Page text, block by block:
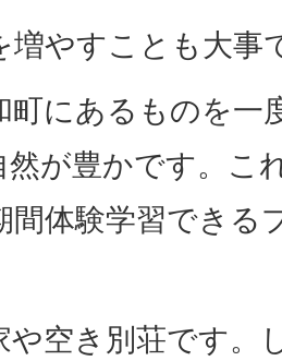
増やすことも大事
町にあるものを一
然が豊かです。こ
間体験学習できる
や空き別荘です。